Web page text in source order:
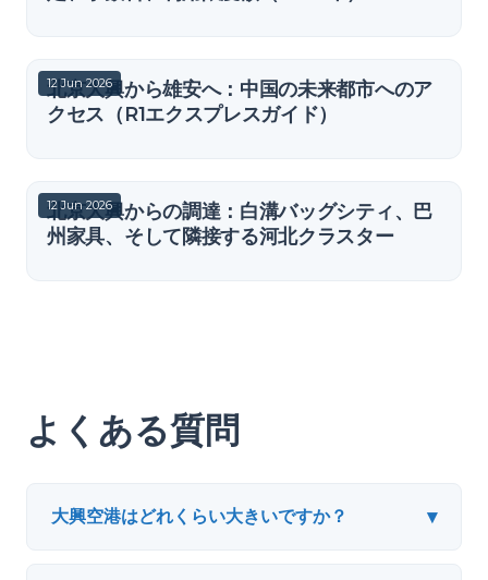
12 Jun 2026
北京大興から雄安へ：中国の未来都市へのア
クセス（R1エクスプレスガイド）
12 Jun 2026
北京大興からの調達：白溝バッグシティ、巴
州家具、そして隣接する河北クラスター
よくある質問
大興空港はどれくらい大きいですか？ ▾